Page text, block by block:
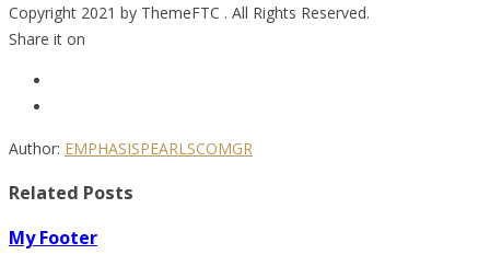
Copyright 2021 by ThemeFTC . All Rights Reserved.
Share it on
Author: EMPHASISPEARLSCOMGR
Related Posts
My Footer